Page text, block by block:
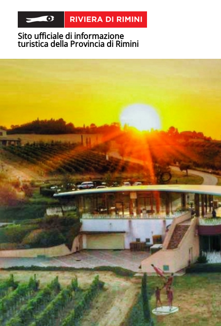
Sito ufficiale di informazione
turistica della Provincia di Rimini